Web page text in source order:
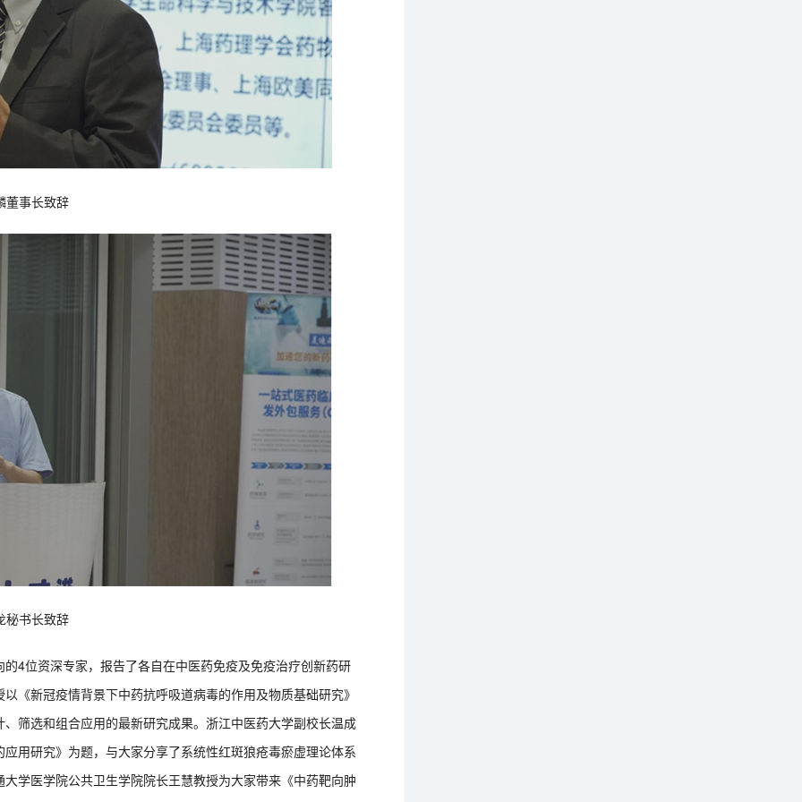
董事长致辞
秘书长致辞
的4位资深专家，报告了各自在中医药免疫及免疫治疗创新药研
《新冠疫情背景下中药抗呼吸道病毒的作用及物质基础研究》
筛选和组合应用的最新研究成果。浙江中医药大学副校长温成
用研究》为题，与大家分享了系统性红斑狼疮毒瘀虚理论体系
学医学院公共卫生学院院长王慧教授为大家带来《中药靶向肿